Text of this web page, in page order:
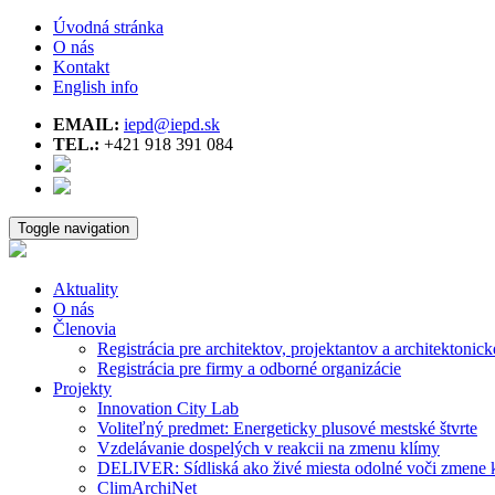
Úvodná stránka
O nás
Kontakt
English info
EMAIL: iepd@iepd.sk
TEL.: +421 918 391 084
Toggle navigation
Aktuality
O nás
Členovia
Registrácia pre architektov, projektantov a
Registrácia pre firmy a odborné organizácie
Projekty
Innovation City Lab
Voliteľný predmet: Energeticky plusové mestské štvrte
Vzdelávanie dospelých v reakcii na zmenu klímy
DELIVER: Sídliská ako živé miesta odolné voči zmene
ClimArchiNet